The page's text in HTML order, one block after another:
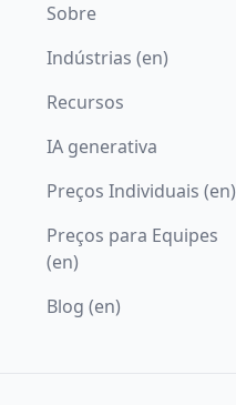
Sobre
Indústrias (en)
Recursos
IA generativa
Preços Individuais (en)
Preços para Equipes
(en)
Blog (en)